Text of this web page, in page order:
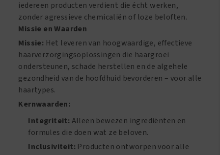
iedereen producten verdient die écht werken,
zonder agressieve chemicaliën of loze beloften.
Missie en Waarden
Missie: Het leveren van hoogwaardige, effectieve
haarverzorgingsoplossingen die haargroei
ondersteunen, schade herstellen en de algehele
gezondheid van de hoofdhuid bevorderen – voor alle
haartypes.
Kernwaarden:
Integriteit: Alleen bewezen ingrediënten en
formules die doen wat ze beloven.
Inclusiviteit: Producten ontworpen voor alle